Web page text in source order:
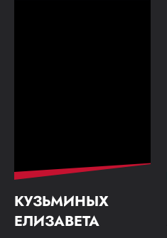
КУЗЬМИНЫХ
ЕЛИЗАВЕТА